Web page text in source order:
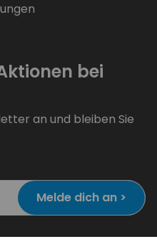
bei
an und bleiben Sie
Melde dich an >